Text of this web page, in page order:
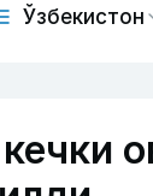
Ўзбекистон